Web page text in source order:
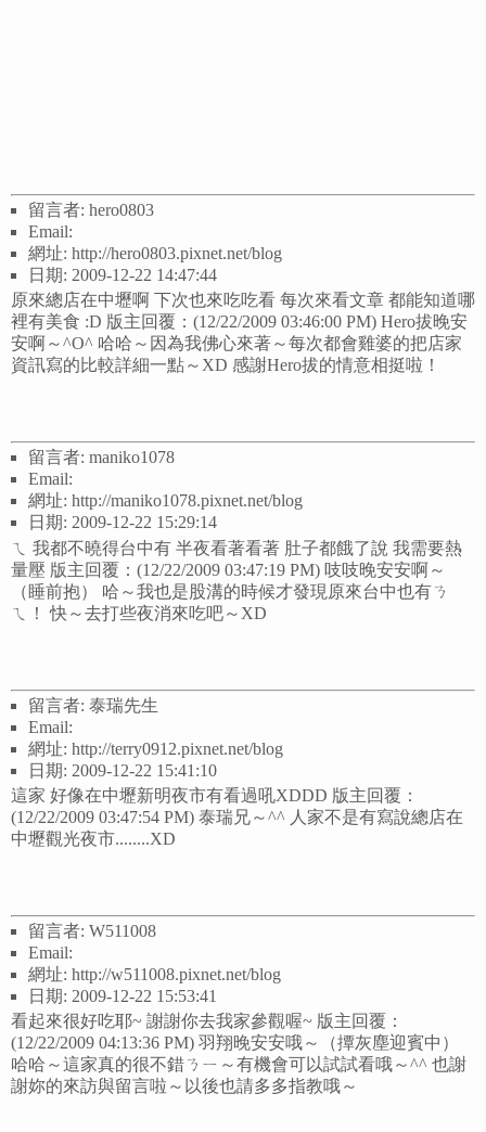
留言者: hero0803
Email:
網址: http://hero0803.pixnet.net/blog
日期: 2009-12-22 14:47:44
原來總店在中壢啊 下次也來吃吃看 每次來看文章 都能知道哪
裡有美食 :D 版主回覆：(12/22/2009 03:46:00 PM) Hero拔晚安
安啊～^O^ 哈哈～因為我佛心來著～每次都會雞婆的把店家
資訊寫的比較詳細一點～XD 感謝Hero拔的情意相挺啦！
留言者: maniko1078
Email:
網址: http://maniko1078.pixnet.net/blog
日期: 2009-12-22 15:29:14
ㄟ 我都不曉得台中有 半夜看著看著 肚子都餓了說 我需要熱
量壓 版主回覆：(12/22/2009 03:47:19 PM) 吱吱晚安安啊～
（睡前抱） 哈～我也是股溝的時候才發現原來台中也有ㄋ
ㄟ！ 快～去打些夜消來吃吧～XD
留言者: 泰瑞先生
Email:
網址: http://terry0912.pixnet.net/blog
日期: 2009-12-22 15:41:10
這家 好像在中壢新明夜市有看過吼XDDD 版主回覆：
(12/22/2009 03:47:54 PM) 泰瑞兄～^^ 人家不是有寫說總店在
中壢觀光夜市........XD
留言者: W511008
Email:
網址: http://w511008.pixnet.net/blog
日期: 2009-12-22 15:53:41
看起來很好吃耶~ 謝謝你去我家參觀喔~ 版主回覆：
(12/22/2009 04:13:36 PM) 羽翔晚安安哦～（撢灰塵迎賓中）
哈哈～這家真的很不錯ㄋㄧ～有機會可以試試看哦～^^ 也謝
謝妳的來訪與留言啦～以後也請多多指教哦～